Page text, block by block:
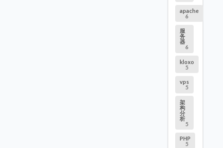
apache
6
服
务
器
6
kloxo
5
vps
5
架
构
分
析
5
PHP
5